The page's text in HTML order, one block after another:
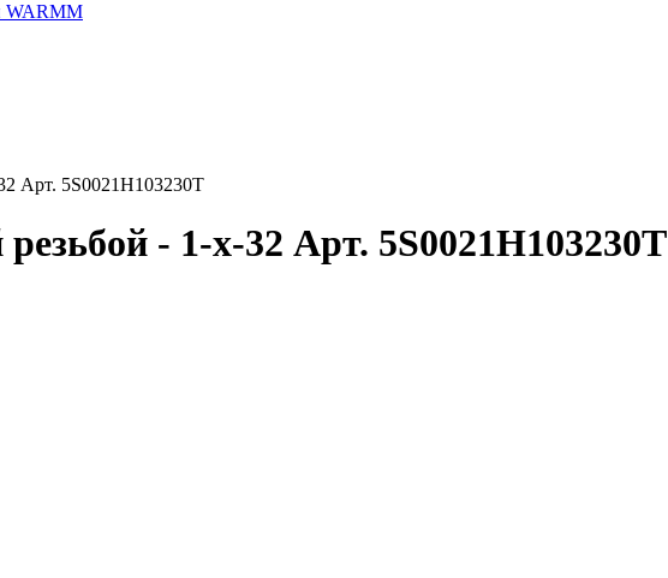
WARMM
Арт. 5S0021H103230T
- 1-x-32 Арт. 5S0021H103230T